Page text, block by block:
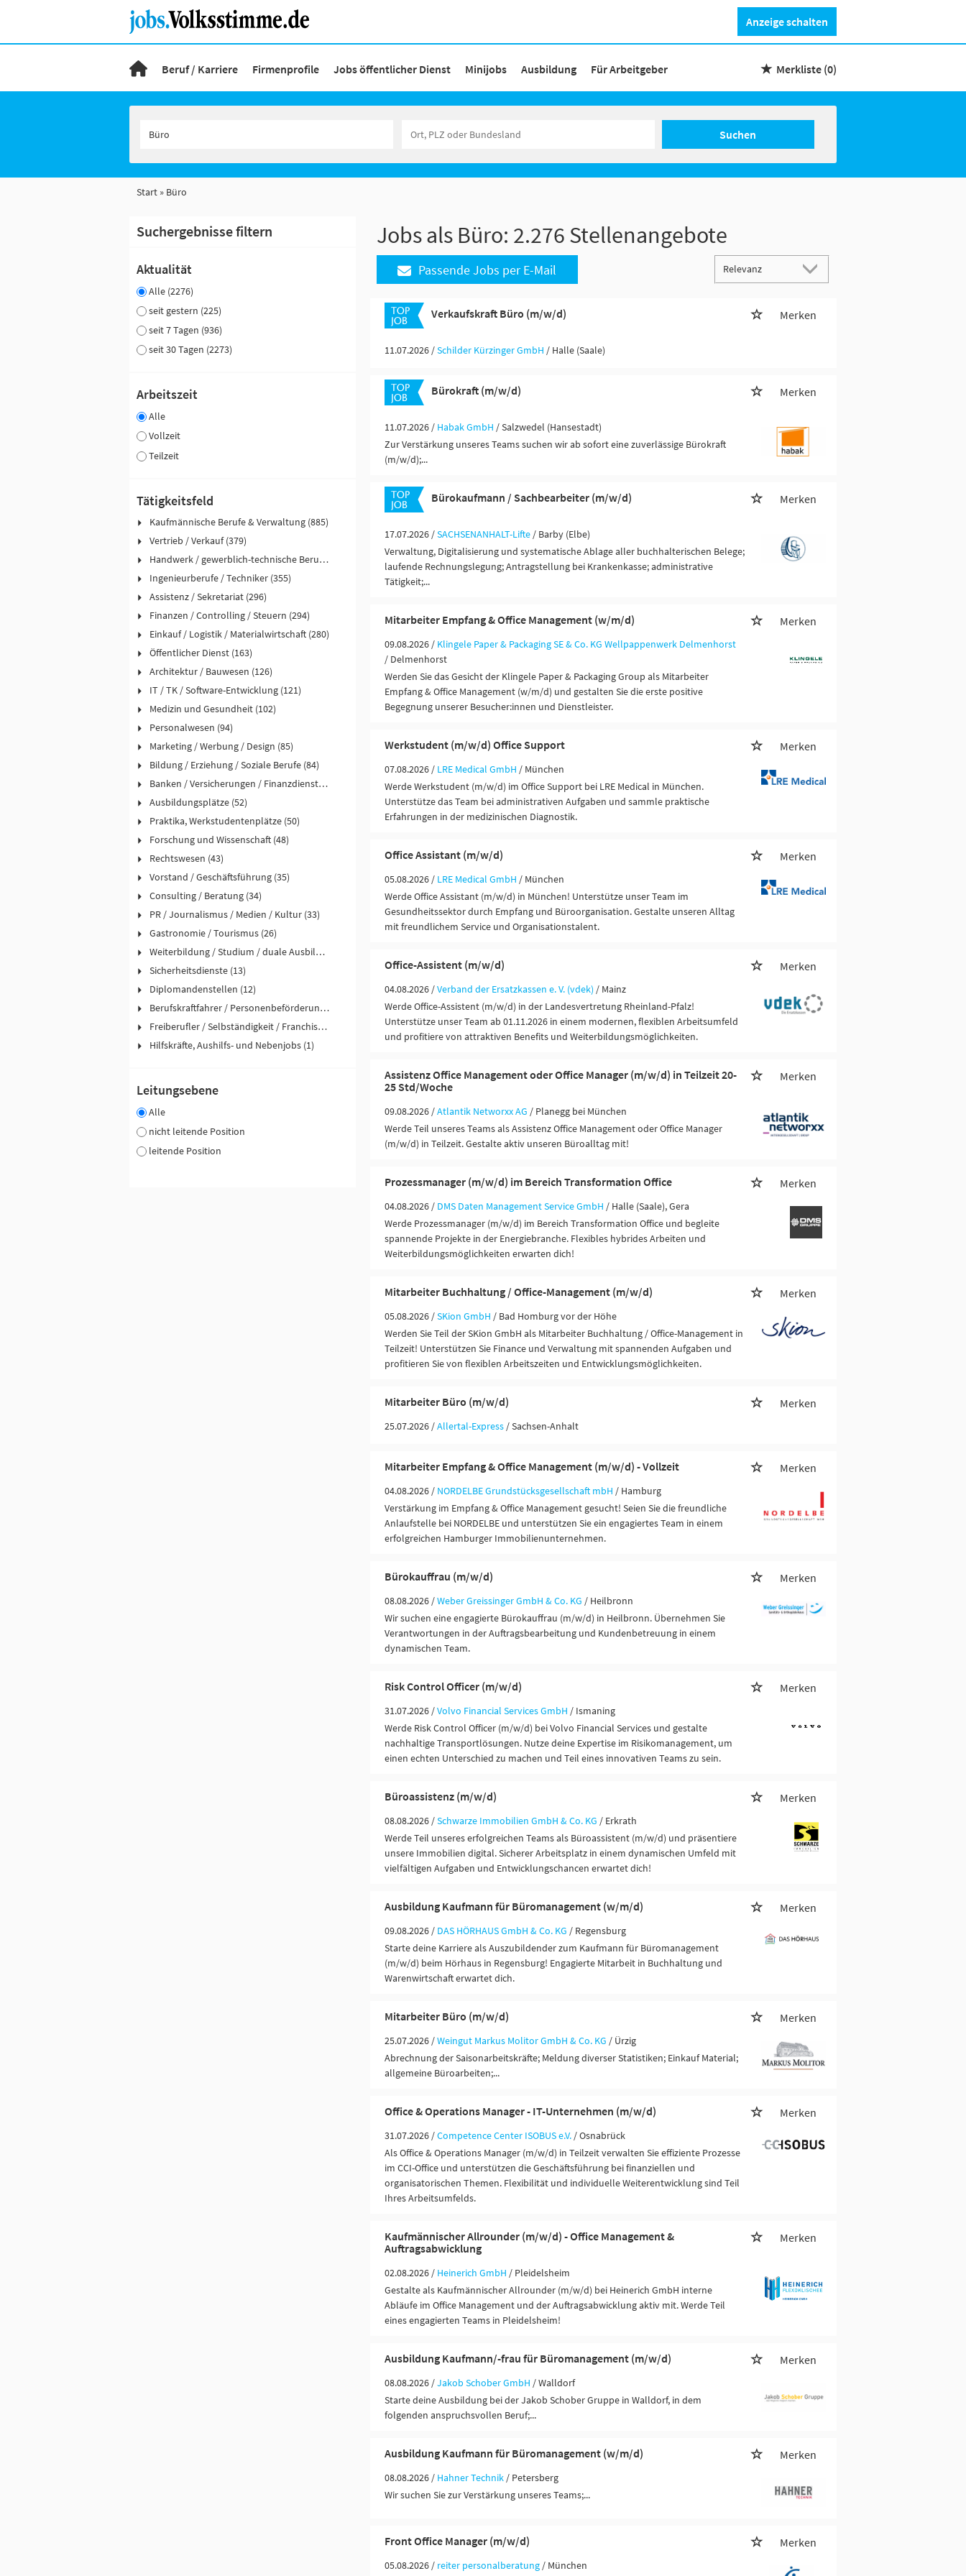
Anzeige schalten
Beruf / Karriere Firmenprofile Jobs öffentlicher Dienst Minijobs Ausbildung Für Arbeitgeber Merkliste (0)
Suchen
Start Büro
Suchergebnisse filtern
Aktualität
Alle (2276)
seit gestern (225)
seit 7 Tagen (936)
seit 30 Tagen (2273)
Arbeitszeit
Alle
Vollzeit
Teilzeit
Tätigkeitsfeld
Kaufmännische Berufe & Verwaltung (885)
Vertrieb / Verkauf (379)
Handwerk / gewerblich-technische Berufe (376)
Ingenieurberufe / Techniker (355)
Assistenz / Sekretariat (296)
Finanzen / Controlling / Steuern (294)
Einkauf / Logistik / Materialwirtschaft (280)
Öffentlicher Dienst (163)
Architektur / Bauwesen (126)
IT / TK / Software-Entwicklung (121)
Medizin und Gesundheit (102)
Personalwesen (94)
Marketing / Werbung / Design (85)
Bildung / Erziehung / Soziale Berufe (84)
Banken / Versicherungen / Finanzdienstleister (79)
Ausbildungsplätze (52)
Praktika, Werkstudentenplätze (50)
Forschung und Wissenschaft (48)
Rechtswesen (43)
Vorstand / Geschäftsführung (35)
Consulting / Beratung (34)
PR / Journalismus / Medien / Kultur (33)
Gastronomie / Tourismus (26)
Weiterbildung / Studium / duale Ausbildung (21)
Sicherheitsdienste (13)
Diplomandenstellen (12)
Berufskraftfahrer / Personenbeförderung (Land, Wasser, Luft) (8)
Freiberufler / Selbständigkeit / Franchise (7)
Hilfskräfte, Aushilfs- und Nebenjobs (1)
Leitungsebene
Alle
nicht leitende Position
leitende Position
Jobs als Büro: 2.276 Stellenangebote
Passende Jobs per E-Mail
Verkaufskraft Büro (m/w/d) Merken
11.07.2026 /Schilder Kürzinger GmbH / Halle (Saale)
Bürokraft (m/w/d) Merken
11.07.2026 / Habak GmbH / Salzwedel (Hansestadt)
Zur Verstärkung unseres Teams suchen wir ab sofort eine zuverlässige Bürokraft
(m/w/d);...
Bürokaufmann / Sachbearbeiter (m/w/d) Merken
17.07.2026 /SACHSENANHALT-Lifte / Barby (Elbe)
Verwaltung, Digitalisierung und systematische Ablage aller buchhalterischen Belege;
laufende Rechnungslegung; Antragstellung bei Krankenkasse; administrative
Tätigkeit;...
Mitarbeiter Empfang & Office Management (w/m/d) Merken
09.08.2026 / Klingele Paper & Packaging SE & Co. KG Wellpappenwerk Delmenhorst
/ Delmenhorst
Werden Sie das Gesicht der Klingele Paper & Packaging Group als Mitarbeiter
Empfang & Office Management (w/m/d) und gestalten Sie die erste positive
Begegnung unserer Besucher:innen und Dienstleister.
Werkstudent (m/w/d) Office Support Merken
07.08.2026 / LRE Medical GmbH / München
Werde Werkstudent (m/w/d) im Office Support bei LRE Medical in München.
Unterstütze das Team bei administrativen Aufgaben und sammle praktische
Erfahrungen in der medizinischen Diagnostik.
Office Assistant (m/w/d) Merken
05.08.2026 / LRE Medical GmbH / München
Werde Office Assistant (m/w/d) in München! Unterstütze unser Team im
Gesundheitssektor durch Empfang und Büroorganisation. Gestalte unseren Alltag
mit freundlichem Service und Organisationstalent.
Office-Assistent (m/w/d) Merken
04.08.2026 /Verband der Ersatzkassen e. V. (vdek) / Mainz
Werde Office-Assistent (m/w/d) in der Landesvertretung Rheinland-Pfalz!
Unterstütze unser Team ab 01.11.2026 in einem modernen, flexiblen Arbeitsumfeld
und profitiere von attraktiven Benefits und Weiterbildungsmöglichkeiten.
Assistenz Office Management oder Office Manager (m/w/d) in Teilzeit 20-
25 Std/Woche
Merken
09.08.2026 /Atlantik Networxx AG / Planegg bei München
Werde Teil unseres Teams als Assistenz Office Management oder Office Manager
(m/w/d) in Teilzeit. Gestalte aktiv unseren Büroalltag mit!
Prozessmanager (m/w/d) im Bereich Transformation Office Merken
04.08.2026 / DMS Daten Management Service GmbH / Halle (Saale), Gera
Werde Prozessmanager (m/w/d) im Bereich Transformation Office und begleite
spannende Projekte in der Energiebranche. Flexibles hybrides Arbeiten und
Weiterbildungsmöglichkeiten erwarten dich!
Mitarbeiter Buchhaltung / Office-Management (m/w/d) Merken
05.08.2026 /SKion GmbH / Bad Homburg vor der Höhe
Werden Sie Teil der SKion GmbH als Mitarbeiter Buchhaltung / Office-Management in
Teilzeit! Unterstützen Sie Finance und Verwaltung mit spannenden Aufgaben und
profitieren Sie von flexiblen Arbeitszeiten und Entwicklungsmöglichkeiten.
Mitarbeiter Büro (m/w/d) Merken
25.07.2026 /Allertal-Express / Sachsen-Anhalt
Mitarbeiter Empfang & Office Management (m/w/d) - Vollzeit Merken
04.08.2026 / NORDELBE Grundstücksgesellschaft mbH / Hamburg
Verstärkung im Empfang & Office Management gesucht! Seien Sie die freundliche
Anlaufstelle bei NORDELBE und unterstützen Sie ein engagiertes Team in einem
erfolgreichen Hamburger Immobilienunternehmen.
Bürokauffrau (m/w/d) Merken
08.08.2026 /Weber Greissinger GmbH & Co. KG / Heilbronn
Wir suchen eine engagierte Bürokauffrau (m/w/d) in Heilbronn. Übernehmen Sie
Verantwortungen in der Auftragsbearbeitung und Kundenbetreuung in einem
dynamischen Team.
Risk Control Officer (m/w/d) Merken
31.07.2026 /Volvo Financial Services GmbH / Ismaning
Werde Risk Control Officer (m/w/d) bei Volvo Financial Services und gestalte
nachhaltige Transportlösungen. Nutze deine Expertise im Risikomanagement, um
einen echten Unterschied zu machen und Teil eines innovativen Teams zu sein.
Büroassistenz (m/w/d) Merken
08.08.2026 /Schwarze Immobilien GmbH & Co. KG / Erkrath
Werde Teil unseres erfolgreichen Teams als Büroassistent (m/w/d) und präsentiere
unsere Immobilien digital. Sicherer Arbeitsplatz in einem dynamischen Umfeld mit
vielfältigen Aufgaben und Entwicklungschancen erwartet dich!
Ausbildung Kaufmann für Büromanagement (w/m/d) Merken
09.08.2026 / DAS HÖRHAUS GmbH & Co. KG / Regensburg
Starte deine Karriere als Auszubildender zum Kaufmann für Büromanagement
(m/w/d) beim Hörhaus in Regensburg! Engagierte Mitarbeit in Buchhaltung und
Warenwirtschaft erwartet dich.
Mitarbeiter Büro (m/w/d) Merken
25.07.2026 /Weingut Markus Molitor GmbH & Co. KG / Ürzig
Abrechnung der Saisonarbeitskräfte; Meldung diverser Statistiken; Einkauf Material;
allgemeine Büroarbeiten;...
Office & Operations Manager - IT-Unternehmen (m/w/d) Merken
31.07.2026 /Competence Center ISOBUS e.V. / Osnabrück
Als Office & Operations Manager (m/w/d) in Teilzeit verwalten Sie effiziente Prozesse
im CCI-Office und unterstützen die Geschäftsführung bei finanziellen und
organisatorischen Themen. Flexibilität und individuelle Weiterentwicklung sind Teil
Ihres Arbeitsumfelds.
Kaufmännischer Allrounder (m/w/d) - Office Management &
Auftragsabwicklung
Merken
02.08.2026 / Heinerich GmbH / Pleidelsheim
Gestalte als Kaufmännischer Allrounder (m/w/d) bei Heinerich GmbH interne
Abläufe im Office Management und der Auftragsabwicklung aktiv mit. Werde Teil
eines engagierten Teams in Pleidelsheim!
Ausbildung Kaufmann/-frau für Büromanagement (m/w/d) Merken
08.08.2026 /Jakob Schober GmbH / Walldorf
Starte deine Ausbildung bei der Jakob Schober Gruppe in Walldorf, in dem
folgenden anspruchsvollen Beruf;...
Ausbildung Kaufmann für Büromanagement (w/m/d) Merken
08.08.2026 / Hahner Technik / Petersberg
Wir suchen Sie zur Verstärkung unseres Teams;...
Front Office Manager (m/w/d) Merken
05.08.2026 / reiter personalberatung / München